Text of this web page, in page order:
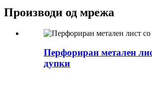
Производи од мрежа
Перфориран метален
дупки